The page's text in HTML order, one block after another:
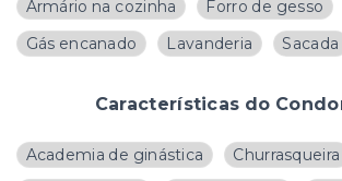
Armário na cozinha
Forro de gesso
Gás encanado
Lavanderia Sacada
Características do
Academia de ginástica
Churrasqueira